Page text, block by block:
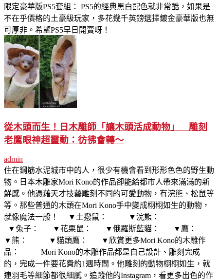
限定豪華版PS5套組： PS5的經典黑白配色就非常酷，如果是
不在乎價格的土豪級玩家，多花幾千英鎊選擇鍍金豪華版也無
可厚非。希望PS5早日開賣呀！
從木頭而生！日木雕師「讓木頭活成動物」 雕刻
老鷹眼神超靈動：彷彿會轉～
admin
住在鋼筋水泥城市中的人，很少有機會看到形形色色的野生動
物。日本木雕家Mori Kono的作品卻能給都市人帶來滿滿的新
鮮感。他憑藉天才技藝雕刻不同的可愛動物，有浣熊、松鼠等
等。那些普通的木頭在Mori Kono手中變成栩栩如生的動物，
就像魔法一般！ ▼土撥鼠： ▼浣熊：
▼兔子： ▼花栗鼠： ▼俄羅斯藍貓： ▼鷹：
▼熊： ▼貓頭鷹： ▼欣賞更多Mori Kono的木雕作
品： Mori Kono的木雕作品都是自己設計、雕刻完成
的，完成一件要花費約1週時間。他雕刻的動物栩栩如生，就
連羽毛等細節都很細膩。追蹤他的Instagram，看更多出色的作